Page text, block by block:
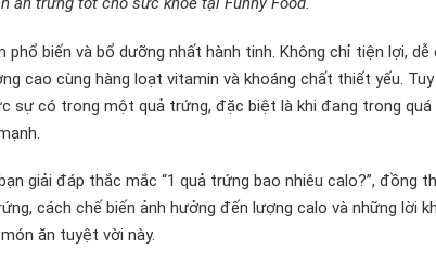
biến và bổ dưỡng nhất hành tinh. Không chỉ tiện lợi, dễ
cao cùng hàng loạt vitamin và khoáng chất thiết yếu. Tuy
sự có trong một quả trứng, đặc biệt là khi đang trong
giải đáp thắc mắc “1 quả trứng bao nhiêu calo?”, đồng
cách chế biến ảnh hưởng đến lượng calo và những lời
ăn tuyệt vời này.